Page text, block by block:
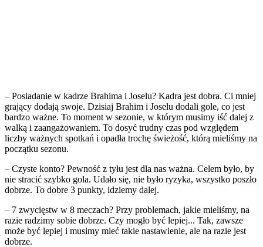
– Posiadanie w kadrze Brahima i Joselu? Kadra jest dobra. Ci mniej
grający dodają swoje. Dzisiaj Brahim i Joselu dodali gole, co jest
bardzo ważne. To moment w sezonie, w którym musimy iść dalej z
walką i zaangażowaniem. To dosyć trudny czas pod względem
liczby ważnych spotkań i opadła trochę świeżość, którą mieliśmy na
początku sezonu.
– Czyste konto? Pewność z tyłu jest dla nas ważna. Celem było, by
nie stracić szybko gola. Udało się, nie było ryzyka, wszystko poszło
dobrze. To dobre 3 punkty, idziemy dalej.
– 7 zwycięstw w 8 meczach? Przy problemach, jakie mieliśmy, na
razie radzimy sobie dobrze. Czy mogło być lepiej... Tak, zawsze
może być lepiej i musimy mieć takie nastawienie, ale na razie jest
dobrze.